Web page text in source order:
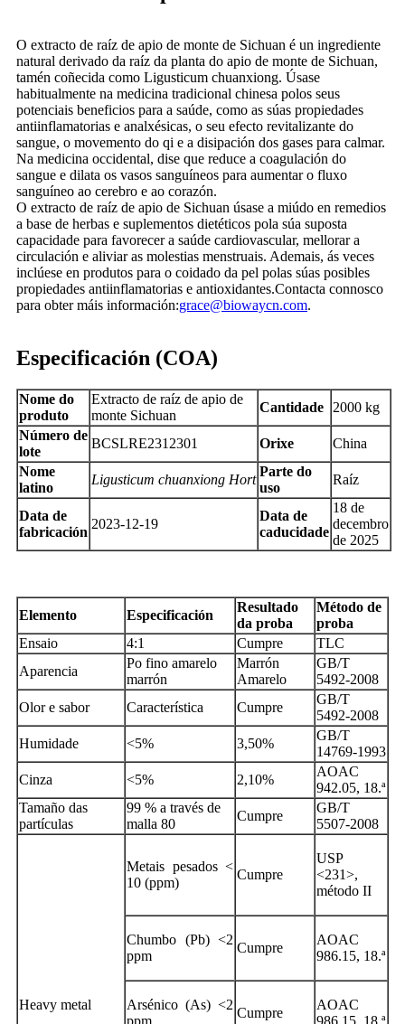
O extracto de raíz de apio de monte de Sichuan é un ingrediente
natural derivado da raíz da planta do apio de monte de Sichuan,
tamén coñecida como Ligusticum chuanxiong. Úsase
habitualmente na medicina tradicional chinesa polos seus
potenciais beneficios para a saúde, como as súas propiedades
antiinflamatorias e analxésicas, o seu efecto revitalizante do
sangue, o movemento do qi e a disipación dos gases para calmar.
Na medicina occidental, dise que reduce a coagulación do
sangue e dilata os vasos sanguíneos para aumentar o fluxo
sanguíneo ao cerebro e ao corazón.
O extracto de raíz de apio de Sichuan úsase a miúdo en remedios
a base de herbas e suplementos dietéticos pola súa suposta
capacidade para favorecer a saúde cardiovascular, mellorar a
circulación e aliviar as molestias menstruais. Ademais, ás veces
inclúese en produtos para o coidado da pel polas súas posibles
propiedades antiinflamatorias e antioxidantes.Contacta connosco
para obter máis información:grace@biowaycn.com.
Especificación (COA)
Nome do
produto
Extracto de raíz de apio de
monte Sichuan
Cantidade
2000 kg
Número de
lote
BCSLRE2312301 Orixe
China
Nome
latino
Ligusticum chuanxiong Hort
Parte do
uso
Raíz
Data de
fabricación
2023-12-19
Data de
caducidade
18 de
decembro
de 2025
Elemento Especificación
Resultado
da proba
Método de
proba
Ensaio
4:1 Cumpre
TLC
Aparencia
Po fino amarelo
marrón
Marrón
Amarelo
GB/T
5492-2008
Olor e sabor
Característica Cumpre
GB/T
5492-2008
Humidade
<5% 3,50%
GB/T
14769-1993
Cinza
<5% 2,10%
AOAC
942.05, 18.ª
Tamaño das
partículas
99 % a través de
malla 80
Cumpre
GB/T
5507-2008
Heavy metal
Metais pesados ​​<
10 (ppm)
Cumpre
USP
<231>,
método II
Chumbo (Pb) <2
ppm
Cumpre
AOAC
986.15, 18.ª
Arsénico (As) <2
Cumpre
AOAC